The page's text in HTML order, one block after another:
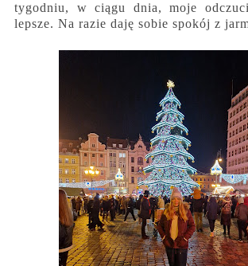
tygodniu, w ciągu dnia, moje
lepsze. Na razie daję sobie spokój z